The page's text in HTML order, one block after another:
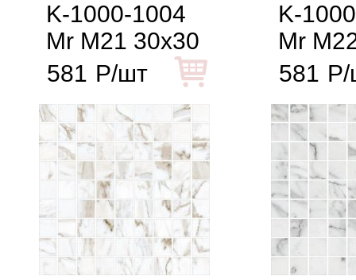
K-1000-1004
Mr M21 30x30
581 Р/шт
K-
Mr
581 Р/